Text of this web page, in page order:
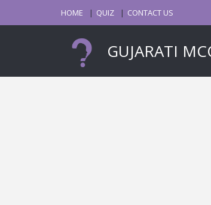
HOME QUIZ CONTACT US
GUJARATI